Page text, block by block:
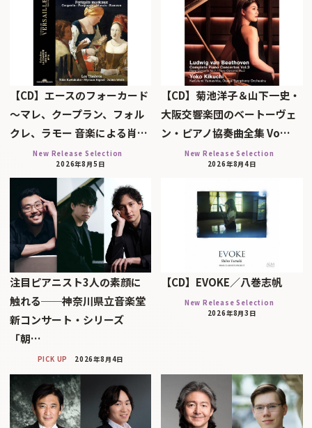
【CD】エースのフォーカード
～マレ、クープラン、フォル
クレ、ラモー 音楽による肖…
New Release Selection
2026年8月5日
【CD】菊池洋子＆山下一史・
大阪交響楽団のベートーヴェ
ン・ピアノ協奏曲全集 Vo…
New Release Selection
2026年8月4日
注目ピアニスト3人の素顔に
触れる──神奈川県立音楽堂
新コンサート・シリーズ
「朝…
PICK UP 2026年8月4日
【CD】EVOKE／八巻志帆
New Release Selection
2026年8月3日